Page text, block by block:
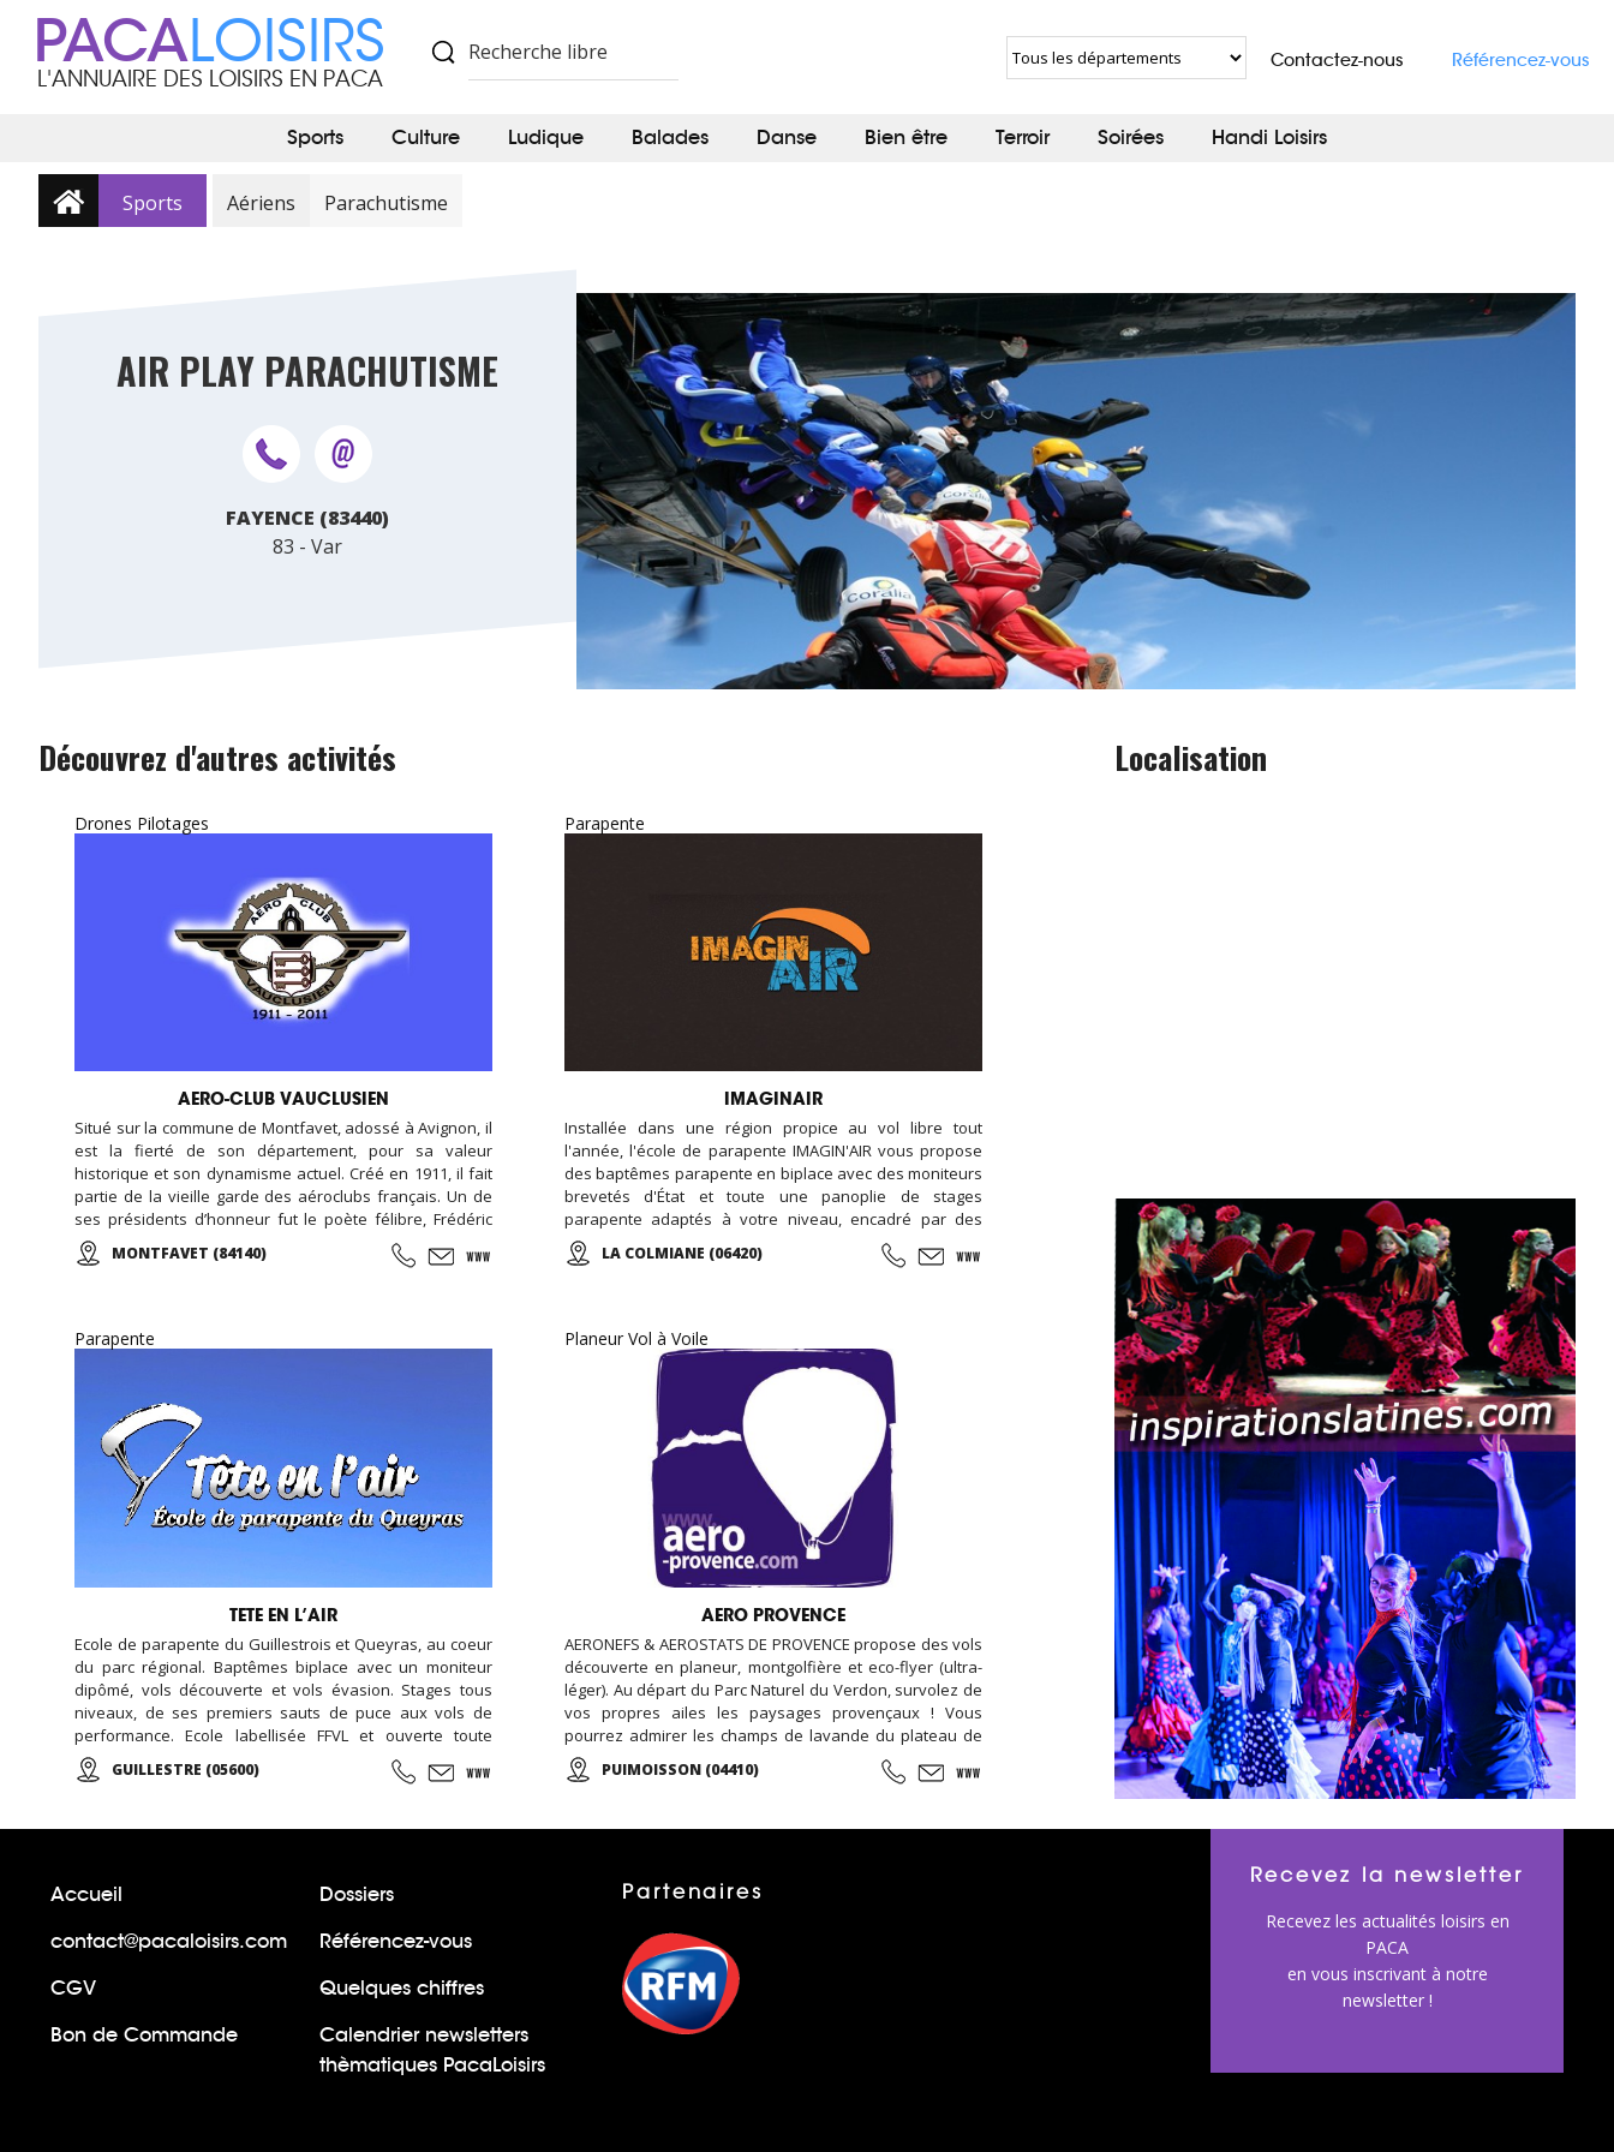
PACALOISIRS
L'ANNUAIRE DES LOISIRS EN PACA
Contactez-nous Référencez-vous
Sports Culture Ludique Balades Danse Bien être Terroir Soirées Handi Loisirs
Sports Aériens Parachutisme
AIR PLAY PARACHUTISME
FAYENCE (83440)
83 - Var
Découvrez d'autres activités
Drones Pilotages
AERO-CLUB VAUCLUSIEN
Situé sur la commune de Montfavet, adossé à Avignon, il
est la fierté de son département, pour sa valeur
historique et son dynamisme actuel. Créé en 1911, il fait
partie de la vieille garde des aéroclubs français. Un de
ses présidents d’honneur fut le poète félibre, Frédéric
Mistral. L'Aéro-Club Vauclusien totalise 4 000 heures de
vol par an, dont la moitié en école. La flotte comprend 3
MONTFAVET (84140)
Parapente
IMAGINAIR
Installée dans une région propice au vol libre tout
l'année, l'école de parapente IMAGIN'AIR vous propose
des baptêmes parapente en biplace avec des moniteurs
brevetés d'État et toute une panoplie de stages
parapente adaptés à votre niveau, encadré par des
moniteurs diplômés et à votre écoute. De la Colmiane à
Roquebrune Cap Martin, en passant par l'Italie, une
LA COLMIANE (06420)
Parapente
TETE EN L’AIR
Ecole de parapente du Guillestrois et Queyras, au coeur
du parc régional. Baptêmes biplace avec un moniteur
dipômé, vols découverte et vols évasion. Stages tous
niveaux, de ses premiers sauts de puce aux vols de
performance. Ecole labellisée FFVL et ouverte toute
l'année.
GUILLESTRE (05600)
Planeur Vol à Voile
AERO PROVENCE
AERONEFS & AEROSTATS DE PROVENCE propose des vols
découverte en planeur, montgolfière et eco-flyer (ultra-
léger). Au départ du Parc Naturel du Verdon, survolez de
vos propres ailes les paysages provençaux ! Vous
pourrez admirer les champs de lavande du plateau de
Valensole, le lac Sainte-Croix ou les gorges du Verdon
tout en apercevant les Alpes se dessiner à l’horizon… A
baptême à vos proches !
PUIMOISSON (04410)
Localisation
Accueil
Dossiers
contact@pacaloisirs.com
Référencez-vous
CGV
Quelques chiffres
Bon de Commande
Calendrier newsletters
thèmatiques PacaLoisirs
Partenaires
Recevez la newsletter
Recevez les actualités loisirs en
PACA
en vous inscrivant à notre
newsletter !